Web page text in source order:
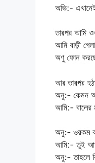
অভি:-
তারপর আমি
আমি বাড়ী
অণু ফোন
আর তারপর
অনু:- কেমন
আমি:-
অনু:- ওরকম
আমি:- তুই
অনু:- তাহলে